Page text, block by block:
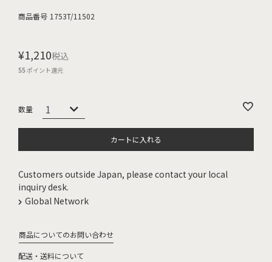
商品番号 1753T/11502
¥1,210税込
55ポイント還元
カートに入れる
Customers outside Japan, please contact your local
inquiry desk.
Global Network
商品についてのお問い合わせ
配送・送料について